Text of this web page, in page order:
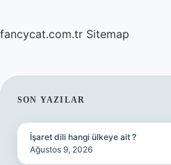
fancycat.com.tr Sitemap
SIDEBAR
SON YAZILAR
İşaret dili hangi ülkeye ait ?
Ağustos 9, 2026